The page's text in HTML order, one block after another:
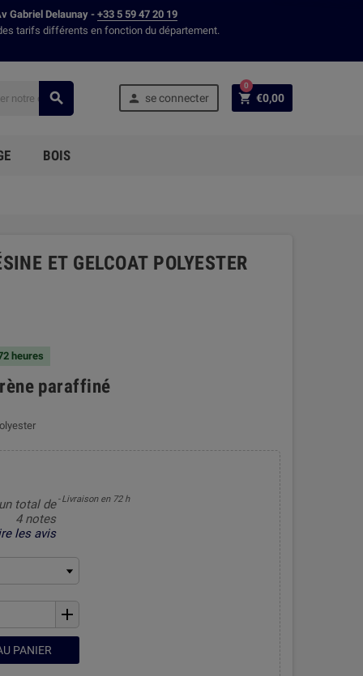
Gabriel Delaunay - +33 5 59 47 20 19
tarifs différents en fonction du département.
  se connecter  €0,00
0
BOIS
ET GELCOAT POLYESTER
heures
paraffiné
total de
4 notes
les avis
Livraison en 72 h
add
PANIER